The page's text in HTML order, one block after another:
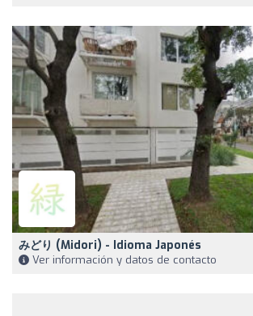
みどり (Midori) - Idioma Japonés
Ver información y datos de contacto